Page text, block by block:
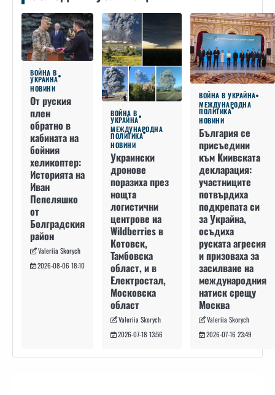
ВОЙНА В
УКРАЙНА
НОВИНИ
От руския
плен
обратно в
кабината на
бойния
хеликоптер:
Историята на
Иван
Пепеляшко
от
Болградския
район
Valeriia Skorych
2026-08-06 18:10
ВОЙНА В
УКРАЙНА
МЕЖДУНАРОДНА
ПОЛИТИКА
НОВИНИ
Украински
дронове
поразиха през
нощта
логистични
центрове на
Wildberries в
Котовск,
Тамбовска
област, и в
Електростал,
Московска
област
Valeriia Skorych
2026-07-18 13:56
ВОЙНА В УКРАЙНА
МЕЖДУНАРОДНА
ПОЛИТИКА
НОВИНИ
България се
присъедини
към Киивската
декларация:
участниците
потвърдиха
подкрепата си
за Украйна,
осъдиха
руската агресия
и призоваха за
засилване на
международния
натиск срещу
Москва
Valeriia Skorych
2026-07-16 23:49